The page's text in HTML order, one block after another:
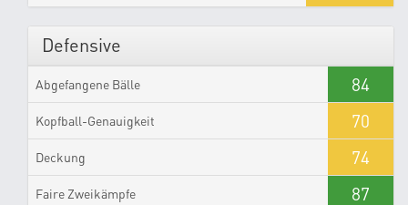
Defensive
Abgefangene Bälle 84
Kopfball-Genauigkeit 70
Deckung 74
Faire Zweikämpfe 87